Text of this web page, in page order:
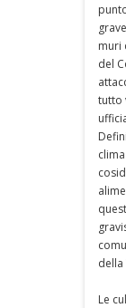
muri
del
tutto
della
Le